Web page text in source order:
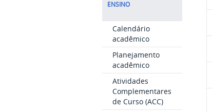
ENSINO
Calendário
acadêmico
Planejamento
acadêmico
Atividades
Complementares
de Curso (ACC)